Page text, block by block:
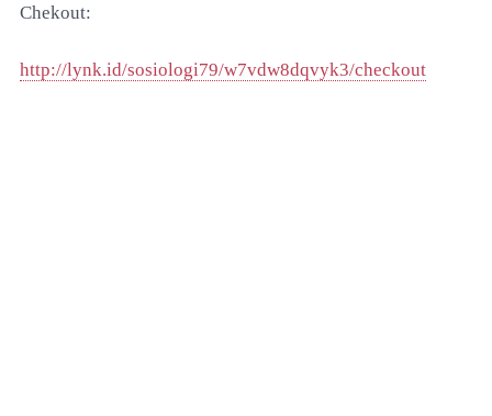
Chekout:
http://lynk.id/sosiologi79/w7vdw8dqvyk3/checkout